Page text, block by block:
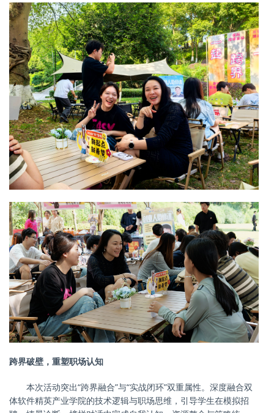
跨界破壁，重塑职场认知
本次活动突出“跨界融合”与“实战闭环”双重属性。深度融合双
体软件精英产业学院的技术逻辑与职场思维，引导学生在模拟招